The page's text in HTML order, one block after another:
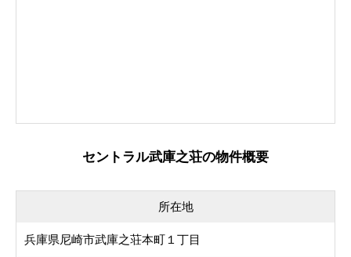
セントラル武庫之荘の物件概要
所在地
兵庫県尼崎市武庫之荘本町１丁目